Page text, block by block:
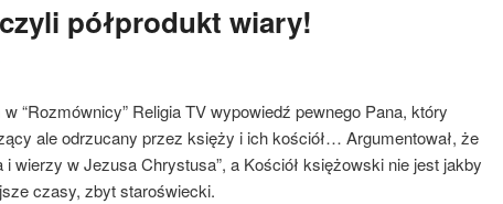
półprodukt wiary!
“Rozmównicy” Religia TV wypowiedź pewnego Pana, który
ale odrzucany przez księży i ich kościół… Argumentował, że
i wierzy w Jezusa Chrystusa”, a Kościół księżowski nie jest jakby
czasy, zbyt staroświecki.